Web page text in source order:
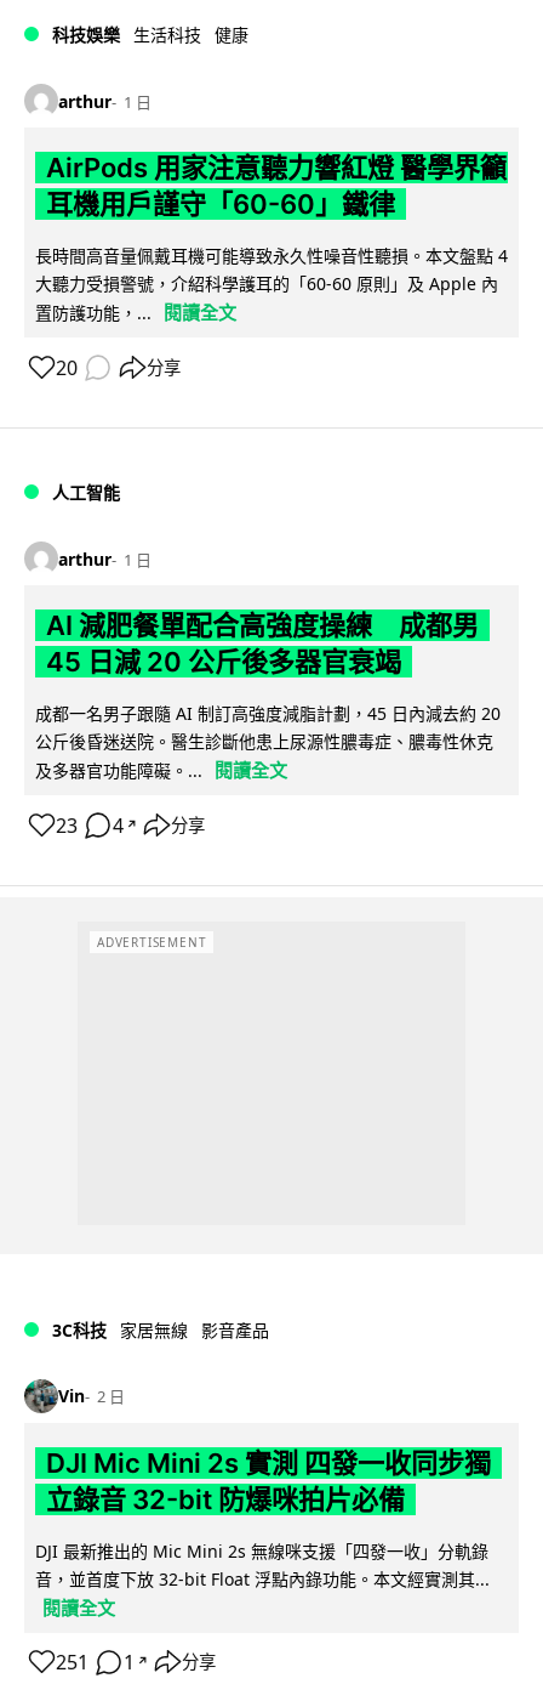
科技娛樂 生活科技 健康
arthur 1 日
AirPods 用家注意聽力響紅燈 醫學界籲
耳機用戶謹守「60-60」鐵律
長時間高音量佩戴耳機可能導致永久性噪音性聽損。本文盤點 4
大聽力受損警號，介紹科學護耳的「60-60 原則」及 Apple 內
置防護功能，...
閱讀全文
20 分享
人工智能
arthur 1 日
AI 減肥餐單配合高強度操練 成都男
45 日減 20 公斤後多器官衰竭
成都一名男子跟隨 AI 制訂高強度減脂計劃，45 日內減去約 20
公斤後昏迷送院。醫生診斷他患上尿源性膿毒症、膿毒性休克
及多器官功能障礙。...
閱讀全文
23 4 ↗ 分享
ADVERTISEMENT
3C科技 家居無線 影音產品
Vin 2 日
DJI Mic Mini 2s 實測 四發一收同步獨
立錄音 32-bit 防爆咪拍片必備
DJI 最新推出的 Mic Mini 2s 無線咪支援「四發一收」分軌錄
音，並首度下放 32-bit Float 浮點內錄功能。本文經實測其...
閱讀全文
251 1 ↗ 分享